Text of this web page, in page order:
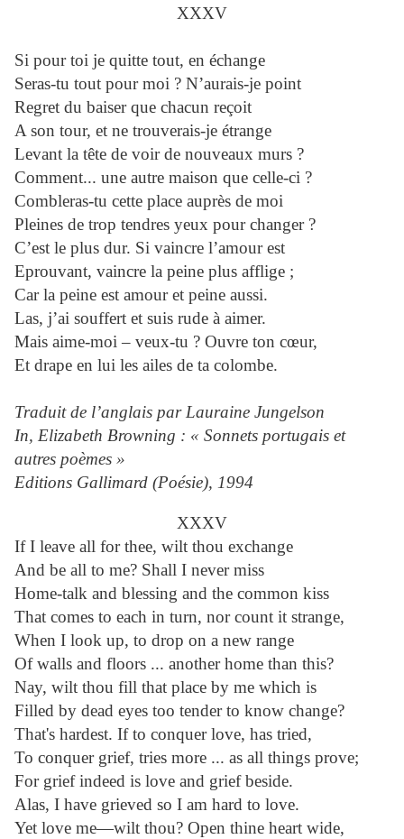
XXXV
Si pour toi je quitte tout, en échange
Seras-tu tout pour moi ? N’aurais-je point
Regret du baiser que chacun reçoit
A son tour, et ne trouverais-je étrange
Levant la tête de voir de nouveaux murs ?
Comment... une autre maison que celle-ci ?
Combleras-tu cette place auprès de moi
Pleines de trop tendres yeux pour changer ?
C’est le plus dur. Si vaincre l’amour est
Eprouvant, vaincre la peine plus afflige ;
Car la peine est amour et peine aussi.
Las, j’ai souffert et suis rude à aimer.
Mais aime-moi – veux-tu ? Ouvre ton cœur,
Et drape en lui les ailes de ta colombe.
Traduit de l’anglais par Lauraine Jungelson
In, Elizabeth Browning : « Sonnets portugais et
autres poèmes »
Editions Gallimard (Poésie), 1994
XXXV
If I leave all for thee, wilt thou exchange
And be all to me? Shall I never miss
Home-talk and blessing and the common kiss
That comes to each in turn, nor count it strange,
When I look up, to drop on a new range
Of walls and floors ... another home than this?
Nay, wilt thou fill that place by me which is
Filled by dead eyes too tender to know change?
That's hardest. If to conquer love, has tried,
To conquer grief, tries more ... as all things prove;
For grief indeed is love and grief beside.
Alas, I have grieved so I am hard to love.
Yet love me—wilt thou? Open thine heart wide,